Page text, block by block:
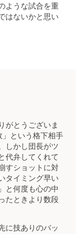
ような試合を重
はないかと思い
がとうございま
」という格下相手
しかし団長がツ
代弁してくれて
すショットに対
タイミング早い
と何度も心の中
たときより数段
に技ありのバッ